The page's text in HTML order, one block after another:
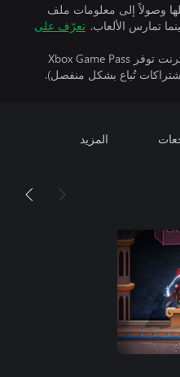
وصولاً إلى معلومات ملف
تعرّف على
تتطلب اللعبة متعددة اللاعبين عبر الإنترنت توفر Xbox Game Pass
المزيد